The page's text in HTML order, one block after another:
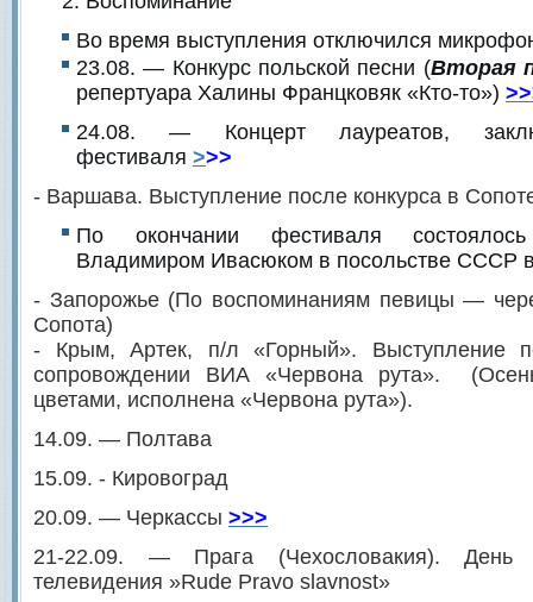
Во время выступления отключился
23.08. — Конкурс польской песни (Вторая
репертуара Халины Францковяк «Кто-то»)
24.08. — Концерт лауреатов,
фестиваля >>>
- Варшава. Выступление после конкурса в
По окончании фестиваля
Владимиром Ивасюком в посольстве СССР
- Запорожье (По воспоминаниям певицы —
Сопота)
- Крым, Артек, п/л «Горный». Выступление
сопровождении ВИА «Червона рута».
цветами, исполнена «Червона рута»).
14.09. — Полтава
15.09. - Кировоград
20.09. — Черкассы >>>
21-22.09. — Прага (Чехословакия).
телевидения »Rude Pravo slavnost»